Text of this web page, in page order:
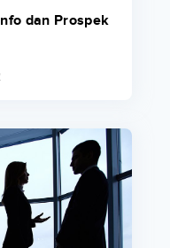
dan Prospek